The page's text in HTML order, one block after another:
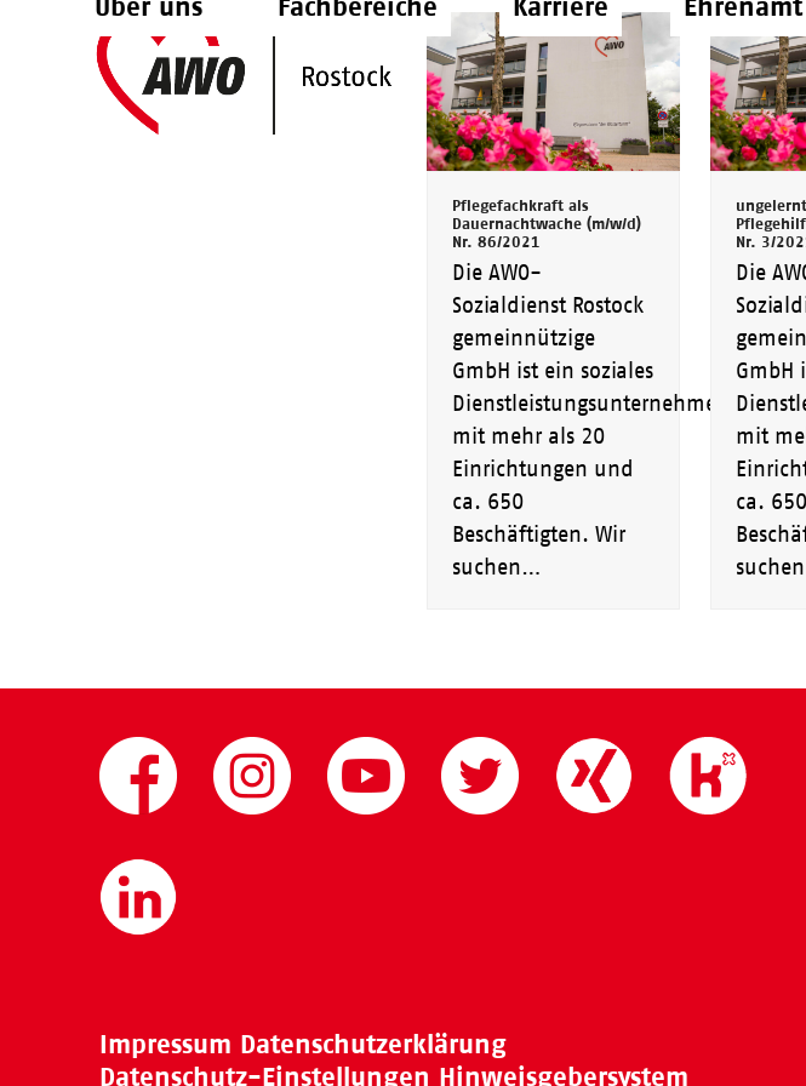
Über uns Fachbereiche Karriere Ehrenamt
Pflegefachkraft als
Dauernachtwache (m/w/d)
Nr. 86/2021
Die AWO-
Sozialdienst Rostock
gemeinnützige
GmbH ist ein soziales
Dienstleistungsunternehmen
mit mehr als 20
Einrichtungen und
ca. 650
Beschäftigten. Wir
suchen…
Nr. 3/
Die
GmbH
mit
ca. 650
Impressum Datenschutzerklärung
Datenschutz-Einstellungen Hinweisgebersystem